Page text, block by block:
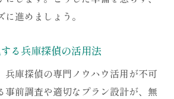
約後のサポート体制を徹底解説
費用相場を賢く把握する方法
推奨の料金比較ポイント
プラン別費用を見極めるコツ
進めましょう。
る兵庫探偵の活用法
兵庫探偵の専門ノウハウ活用が不可
事前調査や適切なプラン設計が、無